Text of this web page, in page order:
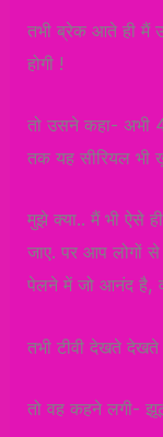
तभी ब्रेक आते ही मैं
होगी !
तो उसने कहा- अभी
तक यह सीरियल भी
मुझे क्या.. मैं भी ऐसे
जाए. पर आप लोगों
पेलने में जो आनंद है,
तभी टीवी देखते
तो वह कहने लगी-